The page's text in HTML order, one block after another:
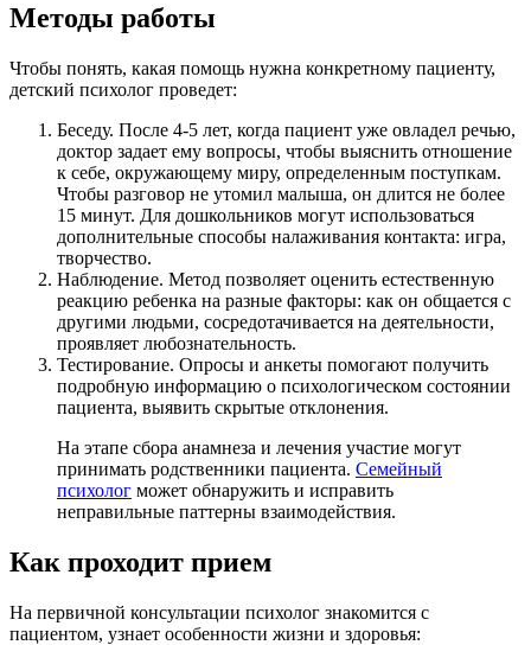
Методы работы
Чтобы понять, какая помощь нужна конкретному пациенту,
детский психолог проведет:
Беседу. После 4-5 лет, когда пациент уже овладел речью,
доктор задает ему вопросы, чтобы выяснить отношение
к себе, окружающему миру, определенным поступкам.
Чтобы разговор не утомил малыша, он длится не более
15 минут. Для дошкольников могут использоваться
дополнительные способы налаживания контакта: игра,
творчество.
Наблюдение. Метод позволяет оценить естественную
реакцию ребенка на разные факторы: как он общается с
другими людьми, сосредотачивается на деятельности,
проявляет любознательность.
Тестирование. Опросы и анкеты помогают получить
подробную информацию о психологическом состоянии
пациента, выявить скрытые отклонения.
На этапе сбора анамнеза и лечения участие могут
принимать родственники пациента. Семейный
психолог может обнаружить и исправить
неправильные паттерны взаимодействия.
Как проходит прием
На первичной консультации психолог знакомится с
пациентом, узнает особенности жизни и здоровья: